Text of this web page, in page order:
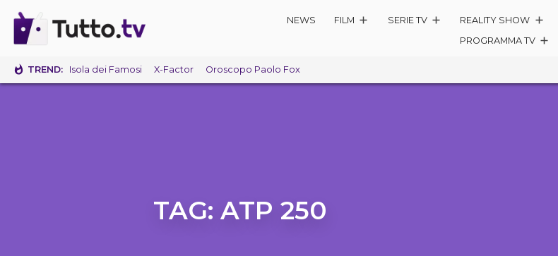
NEWS FILM SERIE TV REALITY SHOW
PROGRAMMA TV
TREND: Isola dei Famosi X-Factor Oroscopo Paolo Fox
TAG: ATP 250